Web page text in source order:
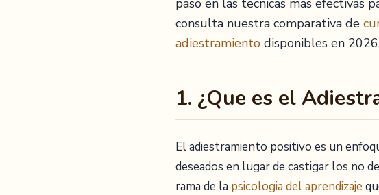
paso en las tecnicas mas efectivas
consulta nuestra comparativa de
adiestramiento disponibles en
1. ¿Que es el
El adiestramiento positivo es un
deseados en lugar de castigar los no
rama de la psicologia del aprendizaje